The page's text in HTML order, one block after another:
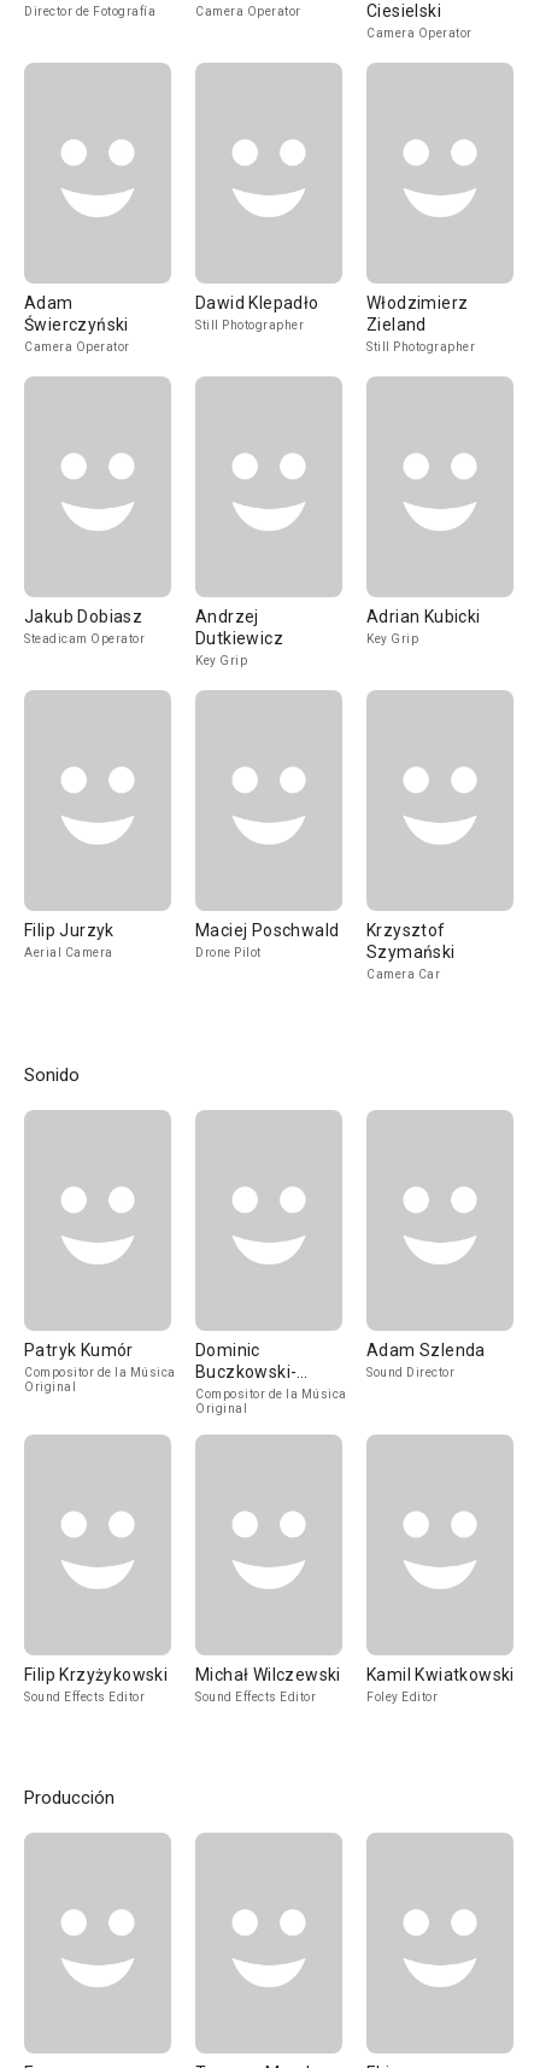
Director de Fotografía Camera Operator
Ciesielski
Camera Operator
Adam
Świerczyński
Camera Operator
Dawid Klepadło
Still Photographer
Włodzimierz
Zieland
Still Photographer
Jakub Dobiasz
Steadicam Operator
Andrzej
Dutkiewicz
Key Grip
Adrian Kubicki
Key Grip
Filip Jurzyk
Aerial Camera
Maciej Poschwald
Drone Pilot
Krzysztof
Szymański
Camera Car
Sonido
Patryk Kumór
Compositor de la Música
Original
Dominic
Buczkowski-
Wojtaszek
Compositor de la Música
Original
Adam Szlenda
Sound Director
Filip Krzyżykowski
Sound Effects Editor
Michał Wilczewski
Sound Effects Editor
Kamil Kwiatkowski
Foley Editor
Producción